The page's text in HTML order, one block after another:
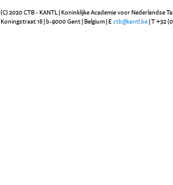
(C) 2020 CTB - KANTL | Koninklijke Academie voor Nederlandse
Koningstraat 18 | b-9000 Gent | Belgium | E ctb@kantl.be | T +32